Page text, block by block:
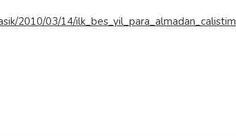
2010/03/14/ilk_bes_yil_para_almadan_calistim